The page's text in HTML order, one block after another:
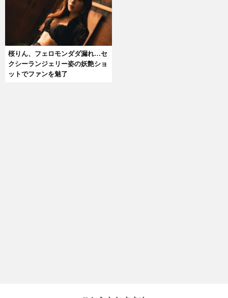
桜りん、フェロモンダダ漏れ…セ
クシーランジェリー姿の妖艶ショ
ットでファンを魅了